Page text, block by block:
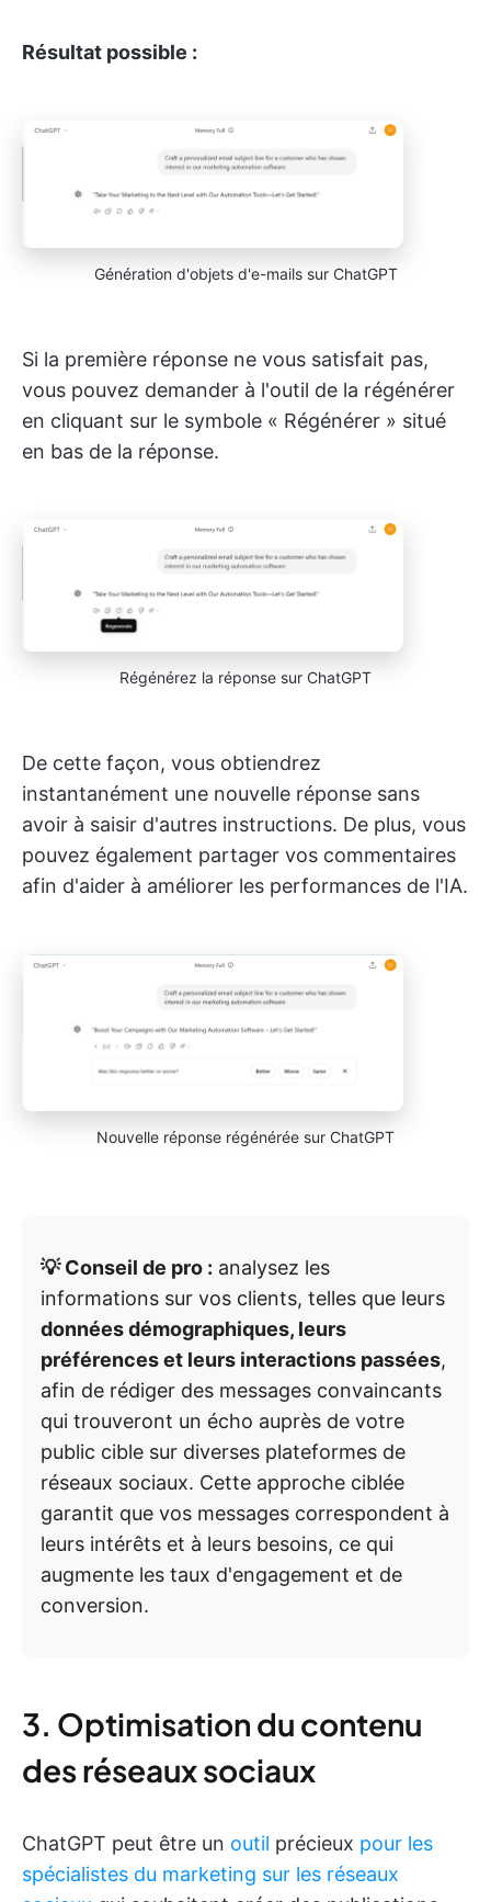
Résultat possible :
Génération d'objets d'e-mails sur ChatGPT
Si la première réponse ne vous satisfait pas,
vous pouvez demander à l'outil de la régénérer
en cliquant sur le symbole « Régénérer » situé
en bas de la réponse.
Régénérez la réponse sur ChatGPT
De cette façon, vous obtiendrez
instantanément une nouvelle réponse sans
avoir à saisir d'autres instructions. De plus, vous
pouvez également partager vos commentaires
afin d'aider à améliorer les performances de l'IA.
Nouvelle réponse régénérée sur ChatGPT
💡 Conseil de pro : analysez les
informations sur vos clients, telles que leurs
données démographiques, leurs
préférences et leurs interactions passées,
afin de rédiger des messages convaincants
qui trouveront un écho auprès de votre
public cible sur diverses plateformes de
réseaux sociaux. Cette approche ciblée
garantit que vos messages correspondent à
leurs intérêts et à leurs besoins, ce qui
augmente les taux d'engagement et de
conversion.
3. Optimisation du contenu
des réseaux sociaux
ChatGPT peut être un outil précieux pour les
spécialistes du marketing sur les réseaux